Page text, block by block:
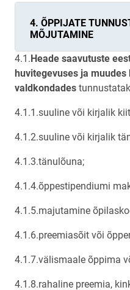
4. ÕPPIJATE
MÕJUTAMINE
4.1.Heade saavutuste
huvitegevuses ja muudes
valdkondades
4.1.1.suuline või kirjalik
4.1.2.suuline või kirjalik
4.1.3.tänulõuna;
4.1.4.õppestipendiumi
4.1.5.majutamine
4.1.6.preemiasõit või
4.1.7.välismaale õppima
4.1.8.rahaline preemia,